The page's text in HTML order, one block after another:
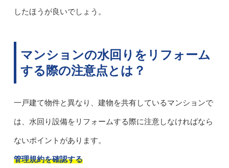
したほうが良いでしょう。
マンションの水回りをリフォーム
する際の注意点とは？
一戸建て物件と異なり、建物を共有しているマンションで
は、水回り設備をリフォームする際に注意しなければなら
ないポイントがあります。
管理規約を確認する